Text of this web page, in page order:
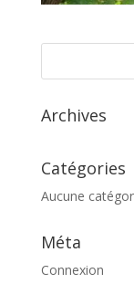
Archives
Catégories
Aucune
Méta
Connexion